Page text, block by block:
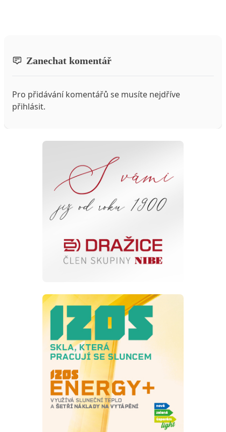
Zanechat komentář
Pro přidávání komentářů se musíte nejdříve
přihlásit.